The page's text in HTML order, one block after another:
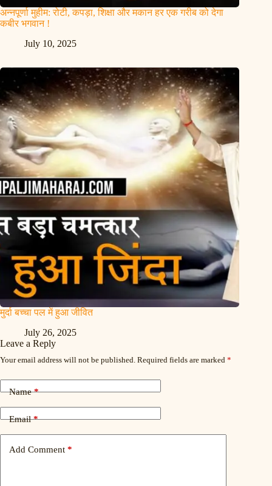
अन्नपूर्णा मुहीम: रोटी, कपड़ा, शिक्षा और मकान हर एक गरीब को देगा
कबीर भगवान !
July 10, 2025
मुर्दा बच्चा पल में हुआ जीवित
July 26, 2025
Leave a Reply
Your email address will not be published. Required fields are marked *
Name*
Email*
Add Comment *